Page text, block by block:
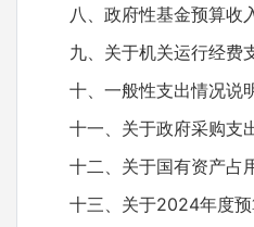
八、政府性基金预算收
九、关于机关运行经费
十、一般性支出情况说
十一、关于政府采购支
十二、关于国有资产占
十三、关于2024年度预